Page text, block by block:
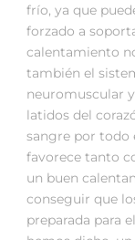
frío, ya que
forzado a
calentamiento
también el
neuromuscular
latidos del
sangre por todo
favorece tanto
un buen
conseguir que
preparada para